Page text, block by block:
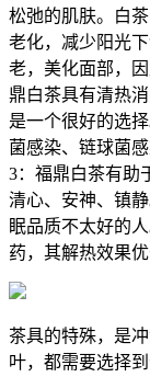
松弛的肌肤。白
老化，减少阳光
老，美化面部，
鼎白茶具有清热
是一个很好的选
菌感染、链球菌
3：福鼎白茶有助
清心、安神、镇
眠品质不太好的
药，其解热效果优
茶具的特殊，是
叶，都需要选择